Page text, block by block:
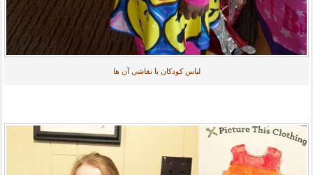
لباس کودکان با نقاشی آن ها